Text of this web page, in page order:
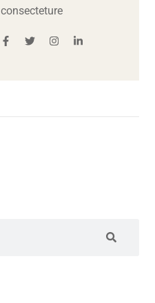
consecteture